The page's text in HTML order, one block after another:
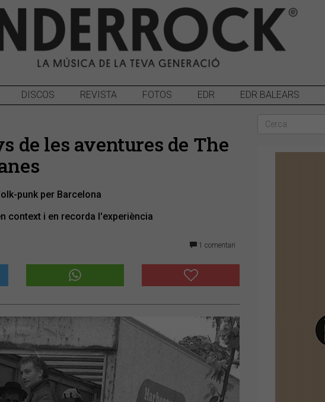
DISCOS REVISTA FOTOS EDR EDR BALEARS
de les aventures de The
punk per Barcelona
context i en recorda l'experiència
1 comentari